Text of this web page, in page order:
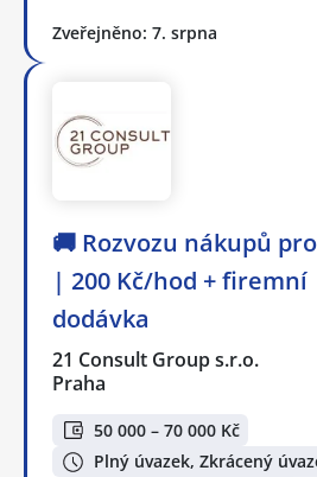
Zveřejněno: 7. srpna
🚚 Rozvozu nákupů
| 200 Kč/hod + firemní
dodávka
21 Consult Group s.r.o.
Praha
50 000 – 70 000 Kč
Plný úvazek, Zkrácený